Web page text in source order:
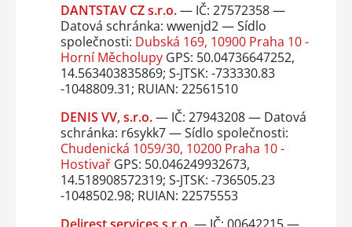
DANTSTAV CZ s.r.o.— IČ: 27572358 —
Datová schránka: wwenjd2 — Sídlo
společnosti: Dubská 169, 10900 Praha 10 -
Horní MěcholupyGPS: 50.04736647252,
14.563403835869; S-JTSK: -733330.83
-1048809.31; RUIAN: 22561510
DENIS VV, s.r.o.— IČ: 27943208 — Datová
schránka: r6sykk7 — Sídlo společnosti:
Chudenická 1059/30, 10200 Praha 10 -
HostivařGPS: 50.046249932673,
14.518908572319; S-JTSK: -736505.23
-1048502.98; RUIAN: 22575553
Delirest services s.r.o. — IČ: 00642215 —